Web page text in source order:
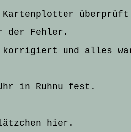
Kartenplotter
der Fehler.
korrigiert und alles
in Ruhnu fest.
hier.